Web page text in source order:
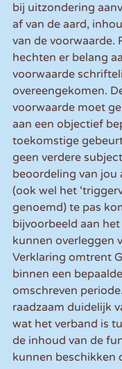
bij uitzondering
af van de aard,
van de voorwaarde.
hechten er belang
voorwaarde
overeengekomen.
voorwaarde moet
aan een objectief
toekomstige
geen verdere
beoordeling van jou
(ook wel het
genoemd) te pas
bijvoorbeeld aan
kunnen overleggen
Verklaring omtrent
binnen een
omschreven
raadzaam duidelijk
wat het verband is
de inhoud van de
kunnen beschikken